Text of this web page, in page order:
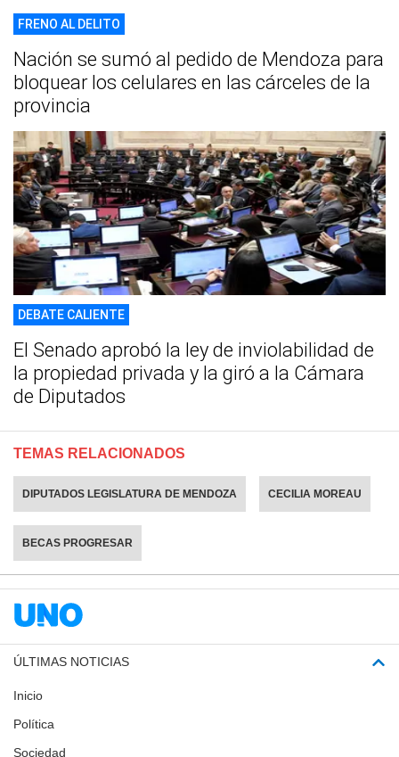
FRENO AL DELITO
Nación se sumó al pedido de Mendoza para
bloquear los celulares en las cárceles de la
provincia
DEBATE CALIENTE
El Senado aprobó la ley de inviolabilidad de
la propiedad privada y la giró a la Cámara
de Diputados
TEMAS RELACIONADOS
DIPUTADOS LEGISLATURA DE MENDOZA CECILIA MOREAU
BECAS PROGRESAR
ÚLTIMAS NOTICIAS
Inicio
Política
Sociedad